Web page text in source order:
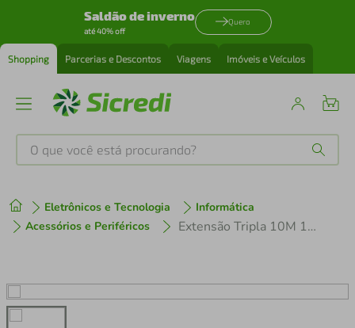
Saldão de inverno
até 40% off
Quero
Shopping Parcerias e Descontos Viagens Imóveis e Veículos
O que você está procurando?
Eletrônicos e Tecnologia
Informática
Acessórios e Periféricos
Extensão Tripla 10M 10A 2P+T Megatron Branco Bivolt
1º tenis
3º